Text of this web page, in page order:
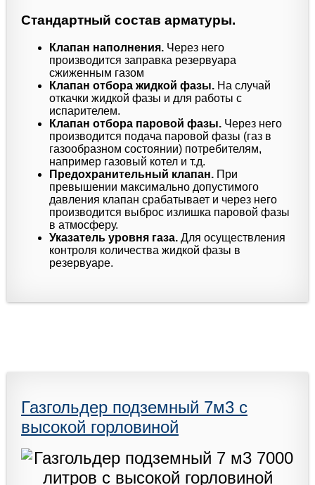
Стандартный состав арматуры.
Клапан наполнения. Через него
производится заправка резервуара
сжиженным газом
Клапан отбора жидкой фазы. На случай
откачки жидкой фазы и для работы с
испарителем.
Клапан отбора паровой фазы. Через него
производится подача паровой фазы (газ в
газообразном состоянии) потребителям,
например газовый котел и т.д.
Предохранительный клапан. При
превышении максимально допустимого
давления клапан срабатывает и через него
производится выброс излишка паровой фазы
в атмосферу.
Указатель уровня газа. Для осуществления
контроля количества жидкой фазы в
резервуаре.
Газгольдер подземный 7м3 с
высокой горловиной